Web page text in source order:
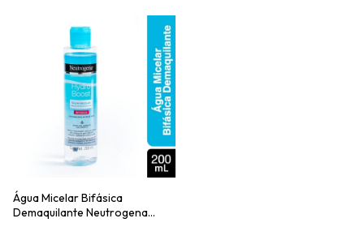
Água Micelar Bifásica
Demaquilante Neutrogena